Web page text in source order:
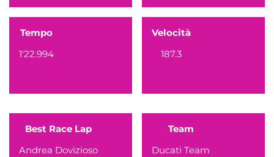
Tempo
1'22.994
Velocità
187.3
Best Race Lap
Andrea Dovizioso
Team
Ducati Team